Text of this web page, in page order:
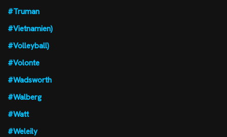
#Truman
#Vietnamien)
#Volleyball)
#Volonte
#Wadsworth
#Walberg
#Watt
#Weleily